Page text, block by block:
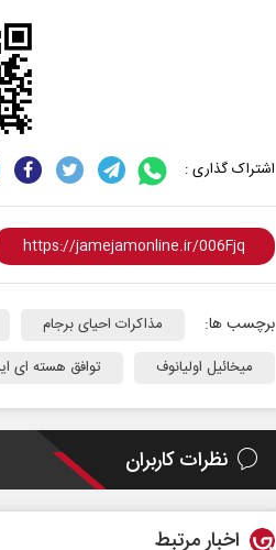
اشتراک گذاری :
برچسب ها: مذاکرات احیای برجام
میخائیل اولیانوف
توافق هسته ای
نظرات کاربران
اخبار مرتبط
صفحات نخست روزنامه ها‌ی یکشنبه ۴ مردادماه